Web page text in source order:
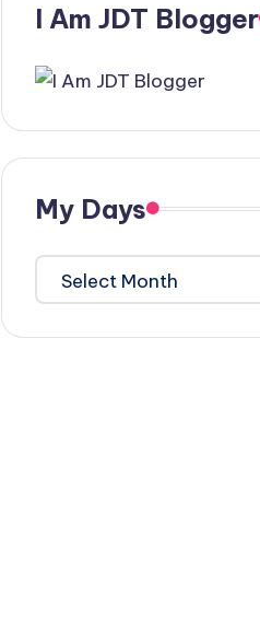
I Am JDT Blogger
My Days
My
Days